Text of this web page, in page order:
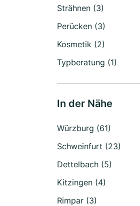
Strähnen (3)
Perücken (3)
Kosmetik (2)
Typberatung (1)
In der Nähe
Würzburg (61)
Schweinfurt (23)
Dettelbach (5)
Kitzingen (4)
Rimpar (3)